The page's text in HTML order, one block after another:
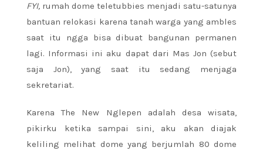
FYI, rumah dome teletubbies menjadi satu-satunya
bantuan relokasi karena tanah warga yang ambles
saat itu ngga bisa dibuat bangunan permanen
lagi. Informasi ini aku dapat dari Mas Jon (sebut
saja Jon), yang saat itu sedang menjaga
sekretariat.
Karena The New Nglepen adalah desa wisata,
pikirku ketika sampai sini, aku akan diajak
keliling melihat dome yang berjumlah 80 dome